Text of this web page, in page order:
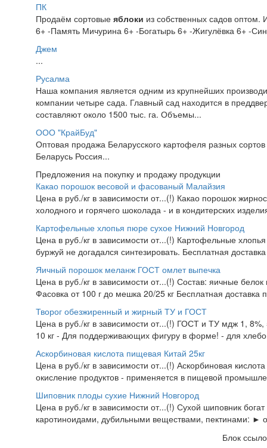
ПК
Продаём сортовые яблоки из собственных садов
6+ -Память Мичурина 6+ -Богатырь 6+ -Жигулёвка 6+ -
Джем
...
Русалма
Наша компания является одним из крупнейших
компании четыре сада. Главный сад находится в
составляют около 1500 тыс. га. Объемы...
ООО "КрайБуд"
Оптовая продажа Беларусского картофеля разных
Беларусь Россия...
Предложения на покупку и продажу продукции
Какао порошок весовой и фасованый Малайзия
Цена в руб./кг в зависимости от...(!) Какао порошок
холодного и горячего шоколада - и в кондитерских
Картофельные хлопья пюре сухое Нижний Новгород
Цена в руб./кг в зависимости от...(!) Картофельные
буржуй не догадался синтезировать. Бесплатная
Яичный порошок меланж ГОСТ омлет выпечка
Цена в руб./кг в зависимости от...(!) Состав: яичные
Фасовка от 100 г до мешка 20/25 кг Бесплатная
Творог обезжиренный и жирный ТУ и ГОСТ
Цена в руб./кг в зависимости от...(!) ГОСТ и ТУ мдж 1,
10 кг - Для поддерживающих фигуру в форме! - для
Аскорбиновая кислота пищевая Китай 25кг
Цена в руб./кг в зависимости от...(!) Аскорбиновая
окисление продуктов - применяется в пищевой
Шиповник плоды сухие Нижний Новгород
Цена в руб./кг в зависимости от...(!) Сухой шиповник
каротиноидами, дубильными веществами, пектинами:
Блок